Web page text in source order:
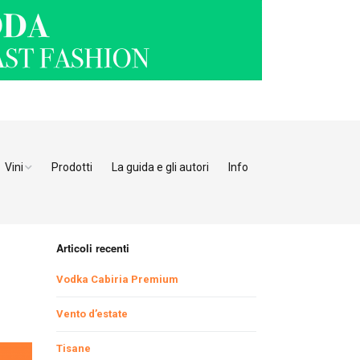
Ristoranti Verona
Ristoranti Vicenza
Ristoranti Padova
Ristoranti Pordenone
Ristoranti Udine
Vini Prodotti La guida e gli autori Info
Articoli recenti
Vodka Cabiria Premium
Vento d’estate
Tisane